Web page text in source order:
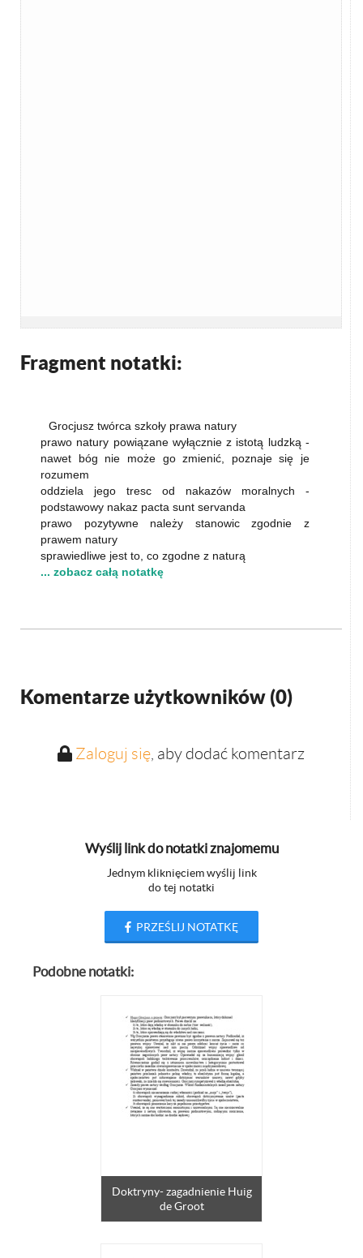
Fragment notatki:
Grocjusz twórca szkoły prawa natury
prawo natury powiązane wyłącznie z istotą ludzką -
nawet bóg nie może go zmienić, poznaje się je
rozumem
oddziela jego tresc od nakazów moralnych -
podstawowy nakaz pacta sunt servanda
prawo pozytywne należy stanowic zgodnie z
prawem natury
sprawiedliwe jest to, co zgodne z naturą
... zobacz całą notatkę
Komentarze użytkowników (0)
Zaloguj się, aby dodać komentarz
Wyślij link do notatki znajomemu
Jednym kliknięciem wyślij link
do tej notatki
PRZEŚLIJ NOTATKĘ
Podobne notatki:
Doktryny- zagadnienie Huig
de Groot